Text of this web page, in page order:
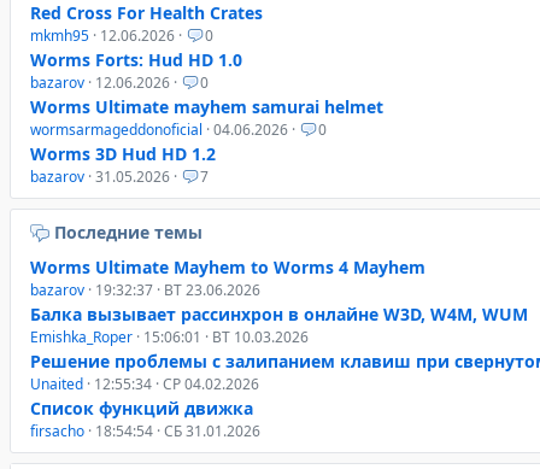
Red Cross For Health Crates
mkmh95 · 12.06.2026 · 0
Worms Forts: Hud HD 1.0
bazarov · 12.06.2026 · 0
Worms Ultimate mayhem samurai helmet
wormsarmageddonoficial · 04.06.2026 · 0
Worms 3D Hud HD 1.2
bazarov · 31.05.2026 · 7
Последние темы
Worms Ultimate Mayhem to Worms 4 Mayhem
bazarov · 19:32:37 · ВТ 23.06.2026
Балка вызывает рассинхрон в онлайне W3D, W4M, WUM
Emishka_Roper · 15:06:01 · ВТ 10.03.2026
Решение проблемы с залипанием клавиш при
Unaited · 12:55:34 · СР 04.02.2026
Список функций движка
firsacho · 18:54:54 · СБ 31.01.2026